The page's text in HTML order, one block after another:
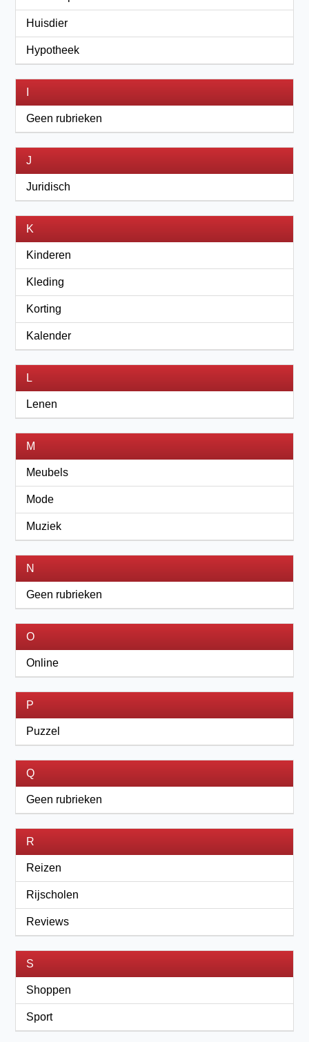
Huisdier
Hypotheek
Geen rubrieken
J
Juridisch
K
Kinderen
Kleding
Korting
Kalender
L
Lenen
M
Meubels
Mode
Muziek
N
Geen rubrieken
O
Online
P
Puzzel
Q
Geen rubrieken
R
Reizen
Rijscholen
Reviews
S
Shoppen
Sport